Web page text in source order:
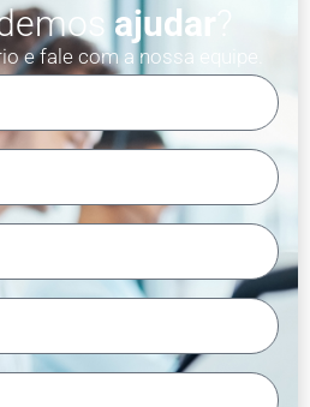
ajudar
e fale com a nossa equipe.